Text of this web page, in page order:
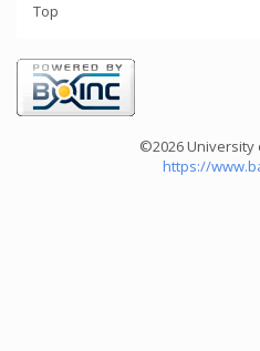
Top
©2026 University
https://